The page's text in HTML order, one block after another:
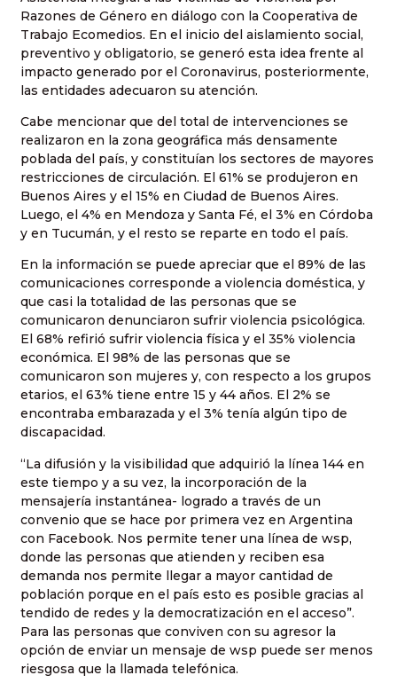
Razones de Género en diálogo con la Cooperativa de
Trabajo Ecomedios. En el inicio del aislamiento social,
preventivo y obligatorio, se generó esta idea frente al
impacto generado por el Coronavirus, posteriormente,
las entidades adecuaron su atención.
Cabe mencionar que del total de intervenciones se
realizaron en la zona geográfica más densamente
poblada del país, y constituían los sectores de mayores
restricciones de circulación. El 61% se produjeron en
Buenos Aires y el 15% en Ciudad de Buenos Aires.
Luego, el 4% en Mendoza y Santa Fé, el 3% en Córdoba
y en Tucumán, y el resto se reparte en todo el país.
En la información se puede apreciar que el 89% de las
comunicaciones corresponde a violencia doméstica, y
que casi la totalidad de las personas que se
comunicaron denunciaron sufrir violencia psicológica.
El 68% refirió sufrir violencia física y el 35% violencia
económica. El 98% de las personas que se
comunicaron son mujeres y, con respecto a los grupos
etarios, el 63% tiene entre 15 y 44 años. El 2% se
encontraba embarazada y el 3% tenía algún tipo de
discapacidad.
“La difusión y la visibilidad que adquirió la línea 144 en
este tiempo y a su vez, la incorporación de la
mensajería instantánea- logrado a través de un
convenio que se hace por primera vez en Argentina
con Facebook. Nos permite tener una línea de wsp,
donde las personas que atienden y reciben esa
demanda nos permite llegar a mayor cantidad de
población porque en el país esto es posible gracias al
tendido de redes y la democratización en el acceso”.
Para las personas que conviven con su agresor la
opción de enviar un mensaje de wsp puede ser menos
riesgosa que la llamada telefónica.